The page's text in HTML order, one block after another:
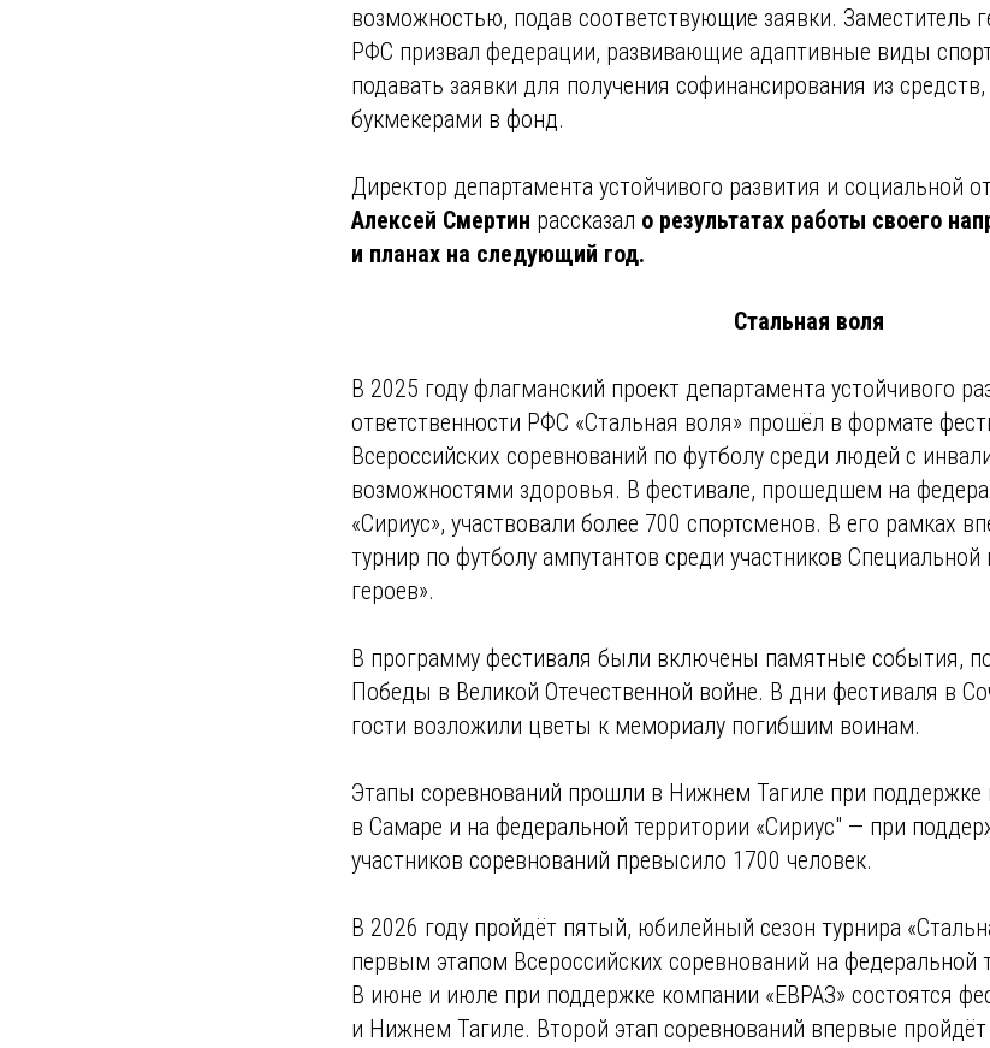
возможностью, подав соответствующие заявки. Заместитель
РФС призвал федерации, развивающие адаптивные виды
подавать заявки для получения софинансирования из
букмекерами в фонд.
Директор департамента устойчивого развития и социальной
Алексей Смертин рассказал о результатах работы своего
и планах на следующий год.
Стальная воля
В 2025 году флагманский проект департамента устойчивого
ответственности РФС «Стальная воля» прошёл в формате
Всероссийских соревнований по футболу среди людей с
возможностями здоровья. В фестивале, прошедшем на
«Сириус», участвовали более 700 спортсменов. В его рамках
турнир по футболу ампутантов среди участников
героев».
В программу фестиваля были включены памятные события,
Победы в Великой Отечественной войне. В дни фестиваля в
гости возложили цветы к мемориалу погибшим воинам.
Этапы соревнований прошли в Нижнем Тагиле при поддержке
в Самаре и на федеральной территории «Сириус" — при
участников соревнований превысило 1700 человек.
В 2026 году пройдёт пятый, юбилейный сезон турнира
первым этапом Всероссийских соревнований на федеральной
В июне и июле при поддержке компании «ЕВРАЗ» состоятся
и Нижнем Тагиле. Второй этап соревнований впервые пройдёт